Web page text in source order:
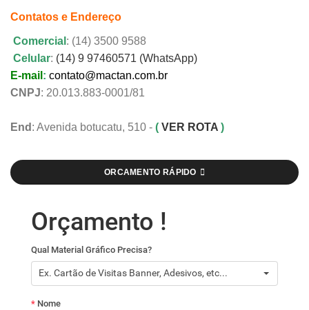
Contatos e Endereço
Comercial : (14) 3500 9588
Celular: (14) 9 97460571 (WhatsApp)
E-mail : contato@mactan.com.br
CNPJ: 20.013.883-0001/81
End : Avenida botucatu, 510 - ( VER ROTA )
ORCAMENTO RÁPIDO